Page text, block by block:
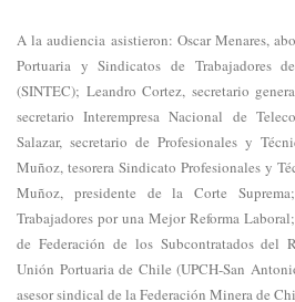
A la audiencia asistieron: Oscar Menares,
Portuaria y Sindicatos de Trabajadores
(SINTEC); Leandro Cortez, secretario
secretario Interempresa Nacional de
Salazar, secretario de Profesionales y
Muñoz, tesorera Sindicato Profesionales y
Muñoz, presidente de la Corte
Trabajadores por una Mejor Reforma
de Federación de los Subcontratados del
Unión Portuaria de Chile (UPCH-San
asesor sindical de la Federación Minera de